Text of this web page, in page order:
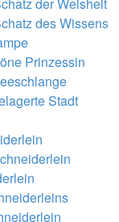
der Weisheit
des Wissens
Prinzessin
Stadt